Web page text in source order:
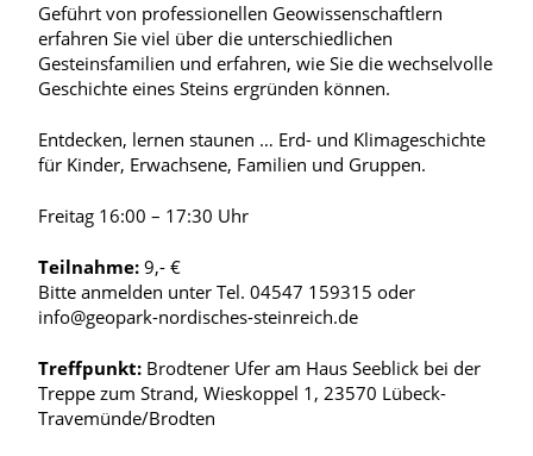
Geführt von professionellen Geowissenschaftlern
erfahren Sie viel über die unterschiedlichen
Gesteinsfamilien und erfahren, wie Sie die wechselvolle
Geschichte eines Steins ergründen können.
Entdecken, lernen staunen … Erd- und Klimageschichte
für Kinder, Erwachsene, Familien und Gruppen.
Freitag 16:00 – 17:30 Uhr
Teilnahme: 9,- €
Bitte anmelden unter Tel. 04547 159315 oder
info@geopark-nordisches-steinreich.de
Treffpunkt: Brodtener Ufer am Haus Seeblick bei der
Treppe zum Strand, Wieskoppel 1, 23570 Lübeck-
Travemünde/Brodten